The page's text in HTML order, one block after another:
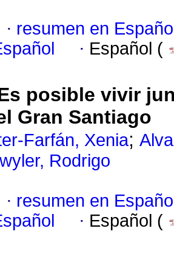
· resumen en
· Español (
posible vivir
Gran Santiago
Farfán, Xenia;
Rodrigo
· resumen en
· Español (